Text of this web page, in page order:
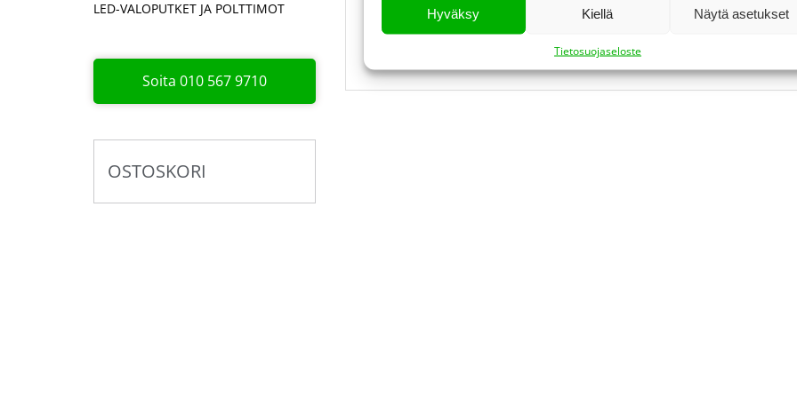
Hyväksy Kiellä Näytä asetukset
Tietosuojaseloste
LED-VALOPUTKET JA POLTTIMOT
Soita 010 567 9710
OSTOSKORI
Lisätarvikkeet
highline cable+